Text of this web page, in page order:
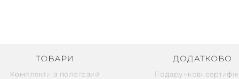
ТОВАРИ
Комплекти в пологовий
ДОДАТКОВО
Подарункові